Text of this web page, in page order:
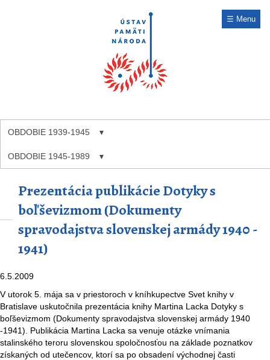
☰ Menu
OBDOBIE 1939-1945
OBDOBIE 1945-1989
Prezentácia publikácie Dotyky s
boľševizmom (Dokumenty
spravodajstva slovenskej armády 1940 -
1941)
6.5.2009
V utorok 5. mája sa v priestoroch v kníhkupectve Svet knihy v
Bratislave uskutočnila prezentácia knihy Martina Lacka Dotyky s
boľševizmom (Dokumenty spravodajstva slovenskej armády 1940
-1941). Publikácia Martina Lacka sa venuje otázke vnímania
stalinského teroru slovenskou spoločnosťou na základe poznatkov
získaných od utečencov, ktorí sa po obsadení východnej časti